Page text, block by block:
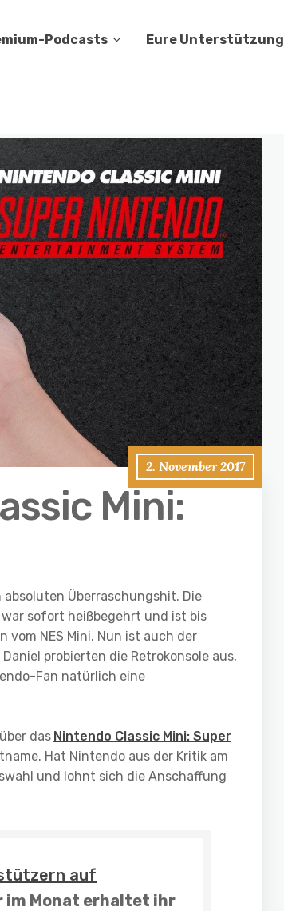
Podcasts Eure Unterstützung
2. November 2017
Mini:
Überraschungshit. Die
sofort heißbegehrt und ist bis
vom NES Mini. Nun ist auch der
probierten die Retrokonsole aus,
Fan natürlich eine
das Nintendo Classic Mini: Super
Hat Nintendo aus der Kritik am
und lohnt sich die Anschaffung
auf
im Monat erhaltet ihr